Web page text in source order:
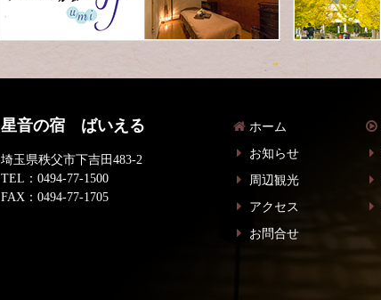
星音の宿 ばいえる
埼玉県秩父市下吉田483-2
TEL：0494-77-1500
FAX：0494-77-1705
ホーム
お知らせ
周辺観光
アクセス
お問合せ